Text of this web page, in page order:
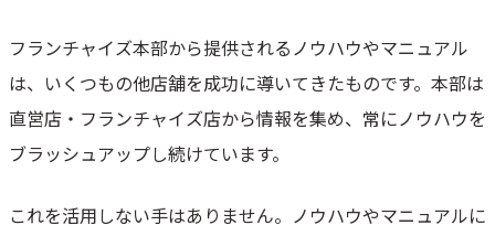
フランチャイズ本部から提供されるノウハウやマニュアル
は、いくつもの他店舗を成功に導いてきたものです。本部は
直営店・フランチャイズ店から情報を集め、常にノウハウを
ブラッシュアップし続けています。
これを活用しない手はありません。ノウハウやマニュアルに